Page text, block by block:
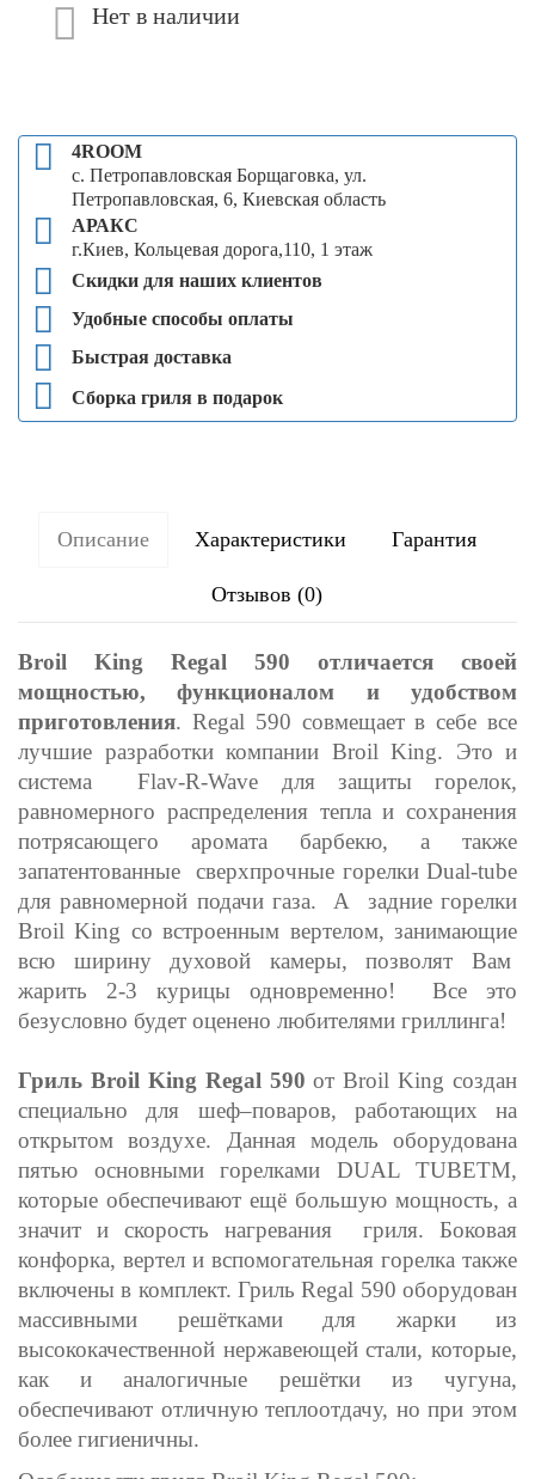
Нет в наличии
4ROOM
с. Петропавловская Борщаговка, ул.
Петропавловская, 6, Киевская область
АРАКС
г.Киев, Кольцевая дорога,110, 1 этаж
Скидки для наших клиентов
Удобные способы оплаты
Быстрая доставка
Сборка гриля в подарок
Описание Характеристики Гарантия
Отзывов (0)
Broil King Regal 590 отличается своей
мощностью, функционалом и удобством
приготовления. Regal 590 совмещает в себе все
лучшие разработки компании Broil King. Это и
система Flav-R-Wave для защиты горелок,
равномерного распределения тепла и сохранения
потрясающего аромата барбекю, а также
запатентованные сверхпрочные горелки Dual-tube
для равномерной подачи газа. А задние горелки
Broil King со встроенным вертелом, занимающие
всю ширину духовой камеры, позволят Вам
жарить 2-3 курицы одновременно! Все это
безусловно будет оценено любителями гриллинга!
Гриль Broil King Regal 590 от Broil King создан
специально для шеф–поваров, работающих на
открытом воздухе. Данная модель оборудована
пятью основными горелками DUAL TUBETM,
которые обеспечивают ещё большую мощность, а
значит и скорость нагревания гриля. Боковая
конфорка, вертел и вспомогательная горелка также
включены в комплект. Гриль Regal 590 оборудован
массивными решётками для жарки из
высококачественной нержавеющей стали, которые,
как и аналогичные решётки из чугуна,
обеспечивают отличную теплоотдачу, но при этом
более гигиеничны.